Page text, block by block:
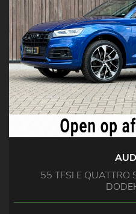
55 TFSI E QUATTRO